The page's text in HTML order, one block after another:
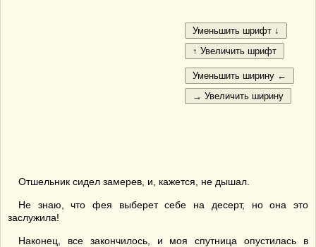
Отшельник сидел замерев, и, кажется, не дышал.
Не знаю, что фея выберет себе на десерт, но она это
заслужила!
Наконец, все закончилось, и моя спутница опустилась в